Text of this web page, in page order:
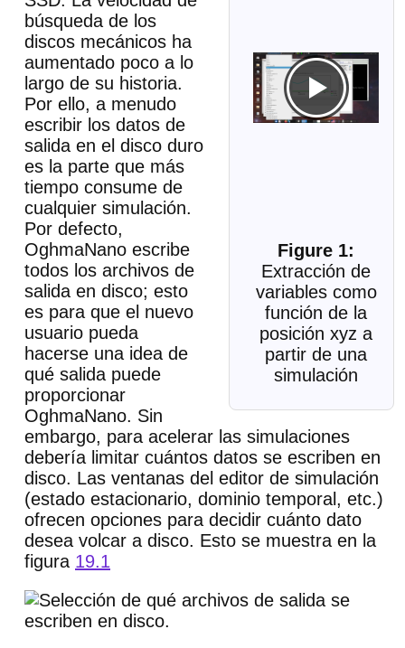
Extracción de
variables como
función de la
posición xyz a
partir de una
simulación
búsqueda de los
discos mecánicos ha
aumentado poco a lo
largo de su historia.
Por ello, a menudo
escribir los datos de
salida en el disco duro
es la parte que más
tiempo consume de
cualquier simulación.
Por defecto,
OghmaNano escribe
todos los archivos de
salida en disco; esto
es para que el nuevo
usuario pueda
hacerse una idea de
qué salida puede
proporcionar
OghmaNano. Sin
embargo, para acelerar las simulaciones
debería limitar cuántos datos se escriben en
disco. Las ventanas del editor de simulación
(estado estacionario, dominio temporal, etc.)
ofrecen opciones para decidir cuánto dato
desea volcar a disco. Esto se muestra en la
figura 19.1